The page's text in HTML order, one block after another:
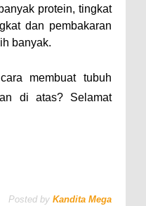
protein, tingkat
dan pembakaran
banyak.
membuat tubuh
di atas? Selamat
Posted by Kandita Mega